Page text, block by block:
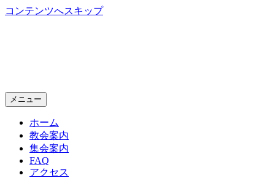
コンテンツへスキップ
メニュー
ホーム
教会案内
集会案内
FAQ
アクセス